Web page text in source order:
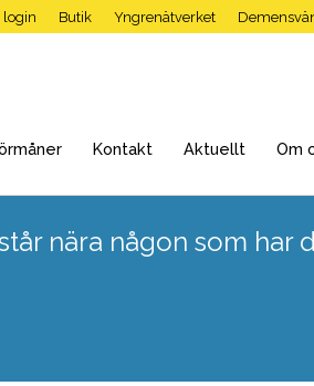
login Butik Yngrenätverket
Kontakt Aktuellt Om
nära någon som har